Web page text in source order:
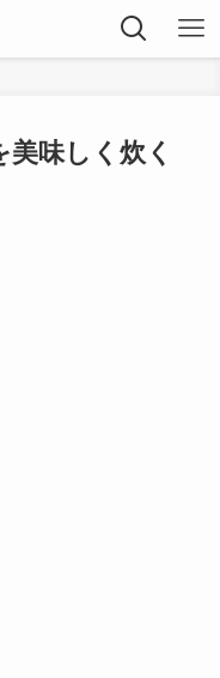
味しく炊く